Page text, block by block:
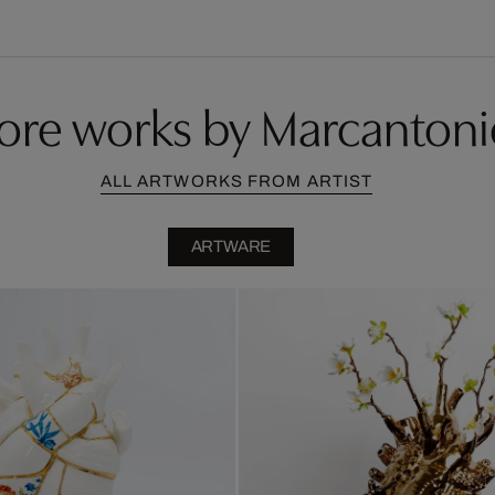
works by
ALL ARTWORKS FROM ARTIST
ARTWARE